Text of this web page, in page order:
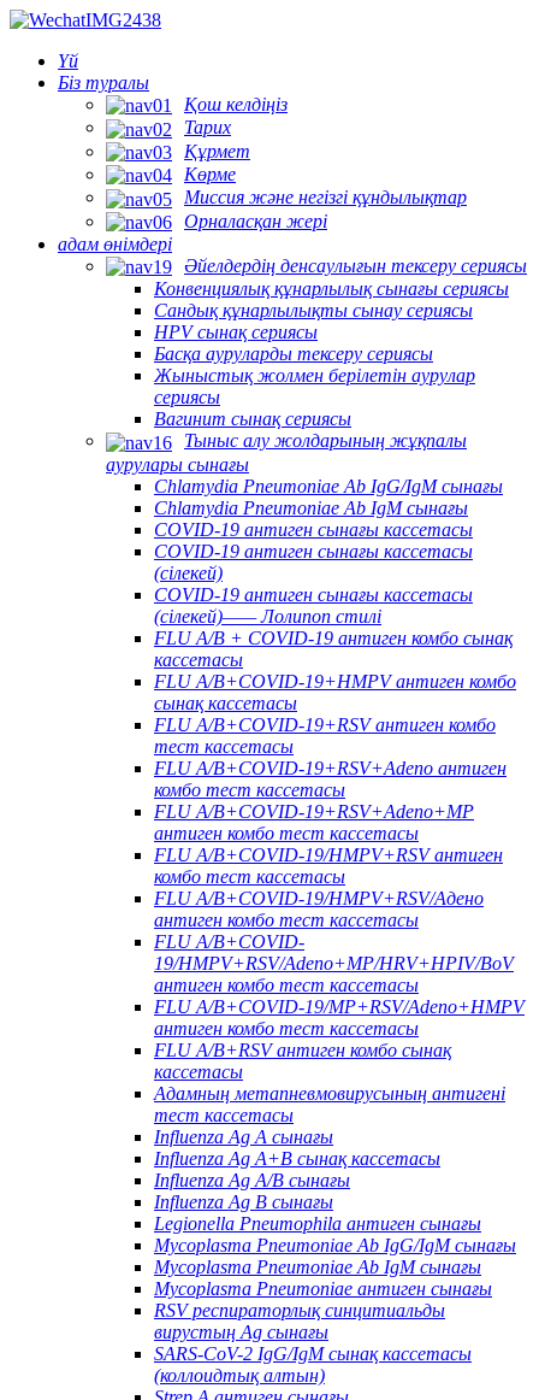
Үй
Біз туралы
Қош келдіңіз
Тарих
Құрмет
Көрме
Миссия және негізгі құндылықтар
Орналасқан жері
адам өнімдері
Әйелдердің денсаулығын тексеру сериясы
Конвенциялық құнарлылық сынағы сериясы
Сандық құнарлылықты сынау сериясы
HPV сынақ сериясы
Басқа ауруларды тексеру сериясы
Жыныстық жолмен берілетін аурулар
сериясы
Вагинит сынақ сериясы
Тыныс алу жолдарының жұқпалы
аурулары сынағы
Chlamydia Pneumoniae Ab IgG/IgM сынағы
Chlamydia Pneumoniae Ab IgM сынағы
COVID-19 антиген сынағы кассетасы
COVID-19 антиген сынағы кассетасы
(сілекей)
COVID-19 антиген сынағы кассетасы
(сілекей)—— Лолипоп стилі
FLU A/B + COVID-19 антиген комбо сынақ
кассетасы
FLU A/B+COVID-19+HMPV антиген комбо
сынақ кассетасы
FLU A/B+COVID-19+RSV антиген комбо
тест кассетасы
FLU A/B+COVID-19+RSV+Adeno антиген
комбо тест кассетасы
FLU A/B+COVID-19+RSV+Adeno+MP
антиген комбо тест кассетасы
FLU A/B+COVID-19/HMPV+RSV антиген
комбо тест кассетасы
FLU A/B+COVID-19/HMPV+RSV/Адено
антиген комбо тест кассетасы
FLU A/B+COVID-
19/HMPV+RSV/Adeno+MP/HRV+HPIV/BoV
антиген комбо тест кассетасы
FLU A/B+COVID-19/MP+RSV/Adeno+HMPV
антиген комбо тест кассетасы
FLU A/B+RSV антиген комбо сынақ
кассетасы
Адамның метапневмовирусының антигені
тест кассетасы
Influenza Ag A сынағы
Influenza Ag A+B сынақ кассетасы
Influenza Ag A/B сынағы
Influenza Ag B сынағы
Legionella Pneumophila антиген сынағы
Mycoplasma Pneumoniae Ab IgG/IgM сынағы
Mycoplasma Pneumoniae Ab IgM сынағы
Mycoplasma Pneumoniae антиген сынағы
RSV респираторлық синцитиальды
вирустың Ag сынағы
SARS-CoV-2 IgG/IgM сынақ кассетасы
(коллоидтық алтын)